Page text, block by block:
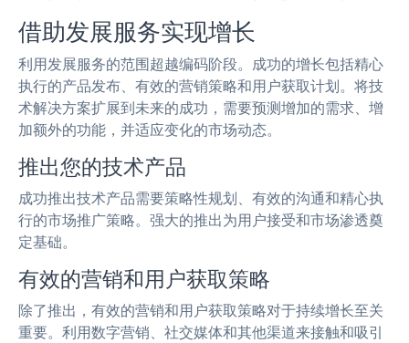
借助发展服务实现增长
利用发展服务的范围超越编码阶段。成功的增长包括精心
执行的产品发布、有效的营销策略和用户获取计划。将技
术解决方案扩展到未来的成功，需要预测增加的需求、增
加额外的功能，并适应变化的市场动态。
推出您的技术产品
成功推出技术产品需要策略性规划、有效的沟通和精心执
行的市场推广策略。强大的推出为用户接受和市场渗透奠
定基础。
有效的营销和用户获取策略
除了推出，有效的营销和用户获取策略对于持续增长至关
重要。利用数字营销、社交媒体和其他渠道来接触和吸引